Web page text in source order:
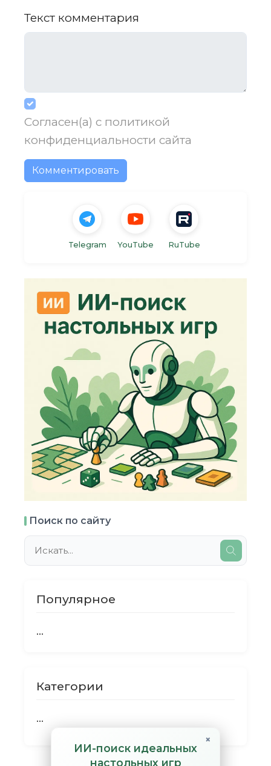
×
ИИ-поиск идеальных
настольных игр
Текст комментария
Согласен(а) с политикой
конфиденциальности сайта
Комментировать
Telegram YouTube RuTube
Поиск по сайту
Популярное
...
Категории
...